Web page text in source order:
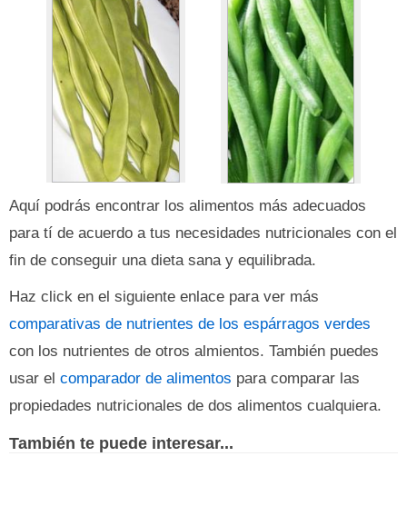
Aquí podrás encontrar los alimentos más adecuados
para tí de acuerdo a tus necesidades nutricionales con el
fin de conseguir una dieta sana y equilibrada.
Haz click en el siguiente enlace para ver más
comparativas de nutrientes de los espárragos verdes
con los nutrientes de otros almientos. También puedes
usar el comparador de alimentos para comparar las
propiedades nutricionales de dos alimentos cualquiera.
También te puede interesar...